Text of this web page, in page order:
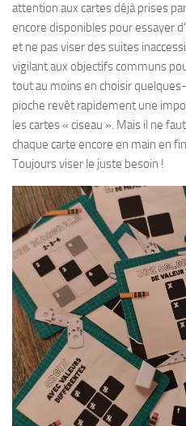
attention aux cartes déjà prises
encore disponibles pour essayer
et ne pas viser des suites
vigilant aux objectifs communs
tout au moins en choisir
pioche revêt rapidement une
les cartes « ciseau ». Mais il ne
chaque carte encore en main en
Toujours viser le juste besoin !